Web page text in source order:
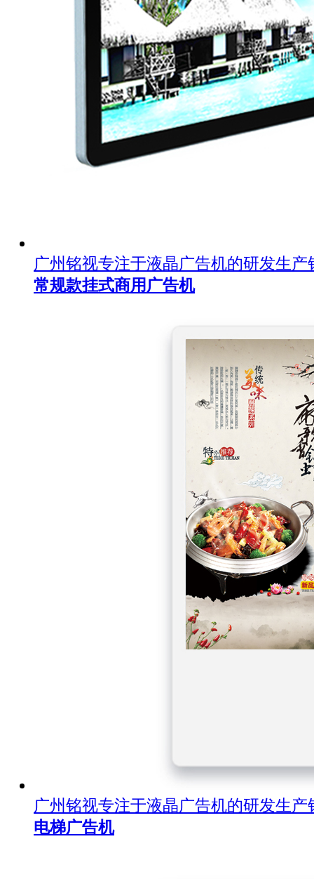
广州铭视专注于液晶广告机的研发生
常规款挂式商用广告机
广州铭视专注于液晶广告机的研发生
电梯广告机